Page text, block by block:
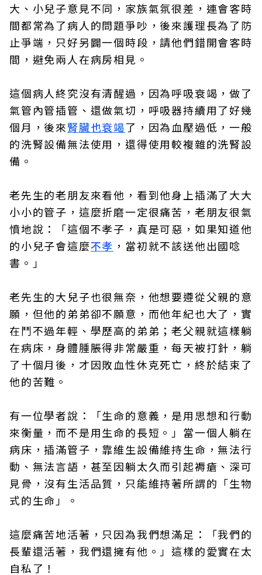
大、小兒子意見不同，家族氣氛很差，連會客時
間都常為了病人的問題爭吵，後來護理長為了防
止爭端，只好另闢一個時段，請他們錯開會客時
間，避免兩人在病房相見。
這個病人終究沒有清醒過，因為呼吸衰竭，做了
氣管內管插管、還做氣切，呼吸器持續用了好幾
個月，後來腎臟也衰竭了，因為血壓過低，一般
的洗腎設備無法使用，還得使用較複雜的洗腎設
備。
老先生的老朋友來看他，看到他身上插滿了大大
小小的管子，這麼折磨一定很痛苦，老朋友很氣
憤地說：「這個不孝子，真是可惡，如果知道他
的小兒子會這麼不孝 ，當初就不該送他出國唸
書。」
老先生的大兒子也很無奈，他想要遵從父親的意
願，但他的弟弟卻不願意，而他年紀也大了，實
在鬥不過年輕、學歷高的弟弟；老父親就這樣躺
在病床，身體腫脹得非常嚴重，每天被打針，躺
了十個月後，才因敗血性休克死亡，終於結束了
他的苦難。
有一位學者說：「生命的意義，是用思想和行動
來衡量，而不是用生命的長短。」當一個人躺在
病床，插滿管子，靠維生設備維持生命，無法行
動、無法言語，甚至因躺太久而引起褥瘡、深可
見骨，沒有生活品質，只能維持著所謂的「生物
式的生命」。
這麼痛苦地活著，只因為我們想滿足：「我們的
長輩還活著，我們還擁有他。」這樣的愛實在太
自私了！